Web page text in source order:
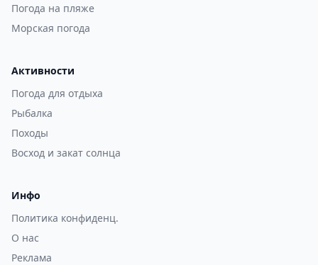
Погода на пляже
Морская погода
Активности
Погода для отдыха
Рыбалка
Походы
Восход и закат солнца
Инфо
Политика конфиденц.
О нас
Реклама